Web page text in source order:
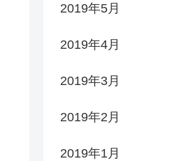
2019年5月
2019年4月
2019年3月
2019年2月
2019年1月